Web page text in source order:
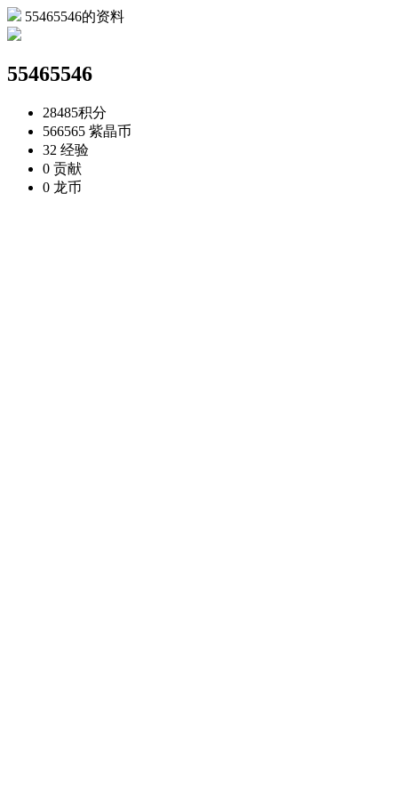
55465546的资料
55465546
28485积分
566565 紫晶币
32 经验
0 贡献
0 龙币